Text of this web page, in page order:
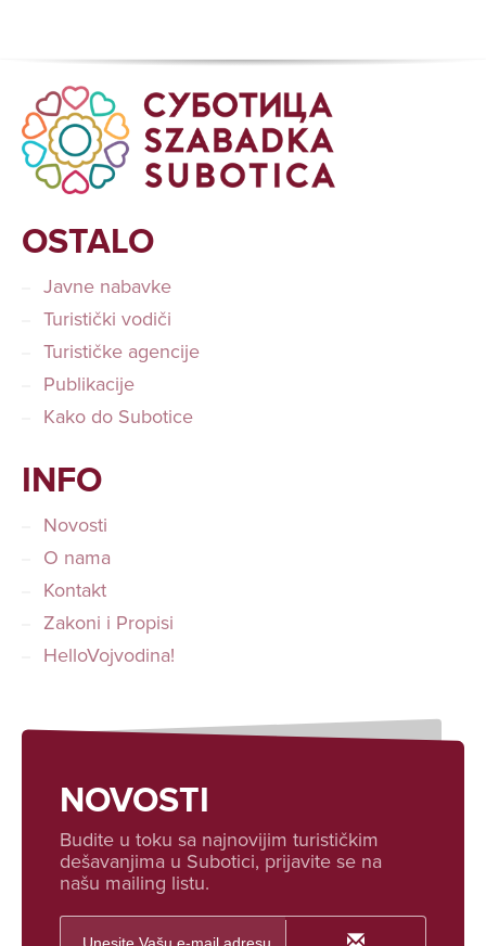
OSTALO
Javne nabavke
Turistički vodiči
Turističke agencije
Publikacije
Kako do Subotice
INFO
Novosti
O nama
Kontakt
Zakoni i Propisi
HelloVojvodina!
NOVOSTI
Budite u toku sa najnovijim turističkim
dešavanjima u Subotici, prijavite se na
našu mailing listu.